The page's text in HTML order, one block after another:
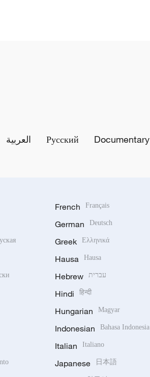
العربية Русский Documentary
French Français
German Deutsch
Greek Ελληνικά
Hausa Hausa
Hebrew עברית
Hindi हिन्दी
Hungarian Magyar
Indonesian Bahasa Indonesia
Italian Italiano
Japanese 日本語